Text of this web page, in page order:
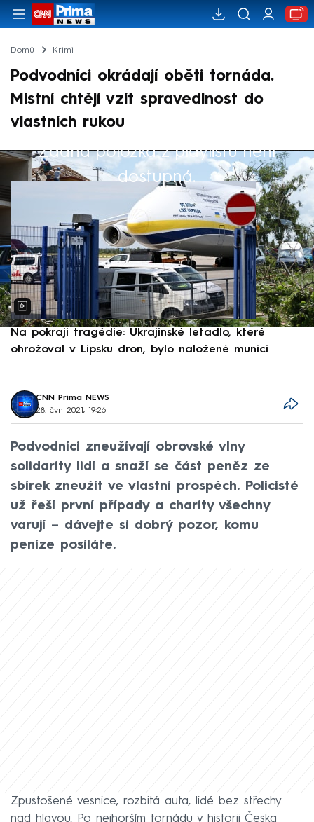
Domů Krimi
Podvodníci okrádají oběti tornáda.
Místní chtějí vzít spravedlnost do
vlastních rukou
Žádná položka z playlistu není
dostupná.
Výběr redakce
Na pokraji tragédie: Ukrajinské letadlo, které
ohrožoval v Lipsku dron, bylo naložené municí
CNN Prima NEWS
28. čvn 2021, 19:26
Podvodníci zneužívají obrovské vlny
solidarity lidí a snaží se část peněz ze
sbírek zneužít ve vlastní prospěch. Policisté
už řeší první případy a charity všechny
varují – dávejte si dobrý pozor, komu
peníze posíláte.
Zpustošené vesnice, rozbitá auta, lidé bez střechy
nad hlavou. Po nejhorším tornádu v historii Česka